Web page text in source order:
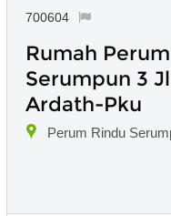
700604
Rumah
Serumpun 3
Ardath-Pku
Perum Rindu